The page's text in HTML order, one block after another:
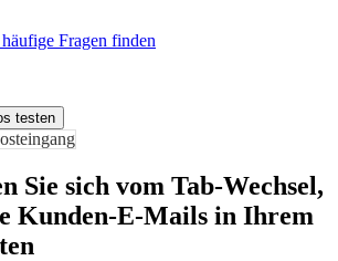
Fragen finden
testen
Sie sich vom Tab-Wechsel,
Kunden-E-Mails in Ihrem